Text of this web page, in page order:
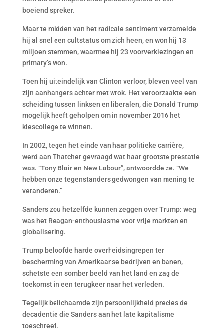
boeiend spreker.
Maar te midden van het radicale sentiment verzamelde
hij al snel een cultstatus om zich heen, en won hij 13
miljoen stemmen, waarmee hij 23 voorverkiezingen en
primary’s won.
Toen hij uiteindelijk van Clinton verloor, bleven veel van
zijn aanhangers achter met wrok. Het veroorzaakte een
scheiding tussen linksen en liberalen, die Donald Trump
mogelijk heeft geholpen om in november 2016 het
kiescollege te winnen.
In 2002, tegen het einde van haar politieke carrière,
werd aan Thatcher gevraagd wat haar grootste prestatie
was. “Tony Blair en New Labour”, antwoordde ze. “We
hebben onze tegenstanders gedwongen van mening te
veranderen.”
Sanders zou hetzelfde kunnen zeggen over Trump: weg
was het Reagan-enthousiasme voor vrije markten en
globalisering.
Trump beloofde harde overheidsingrepen ter
bescherming van Amerikaanse bedrijven en banen,
schetste een somber beeld van het land en zag de
toekomst in een terugkeer naar het verleden.
Tegelijk belichaamde zijn persoonlijkheid precies de
decadentie die Sanders aan het late kapitalisme
toeschreef.